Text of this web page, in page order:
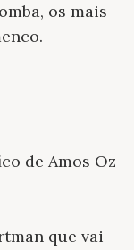
os mais
de Amos Oz
que vai